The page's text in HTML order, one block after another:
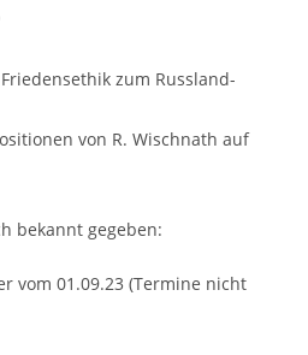
zum Russland-
von R. Wischnath auf
bekannt gegeben:
vom 01.09.23 (Termine nicht